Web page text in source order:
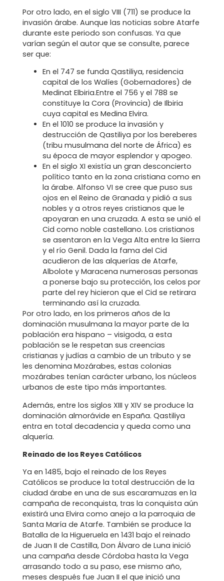
Por otro lado, en el siglo VIII (711) se produce la
invasión árabe. Aunque las noticias sobre Atarfe
durante este periodo son confusas. Ya que
varían según el autor que se consulte, parece
ser que:
En el 747 se funda Qastiliya, residencia
capital de los Walíes (Gobernadores) de
Medinat Elbiria.Entre el 756 y el 788 se
constituye la Cora (Provincia) de Ilbiria
cuya capital es Medina Elvira.
En el 1010 se produce la invasión y
destrucción de Qastiliya por los bereberes
(tribu musulmana del norte de África) es
su época de mayor esplendor y apogeo.
En el siglo XI existía un gran desconcierto
político tanto en la zona cristiana como en
la árabe. Alfonso VI se cree que puso sus
ojos en el Reino de Granada y pidió a sus
nobles y a otros reyes cristianos que le
apoyaran en una cruzada. A esta se unió el
Cid como noble castellano. Los cristianos
se asentaron en la Vega Alta entre la Sierra
y el río Genil. Dada la fama del Cid
acudieron de las alquerías de Atarfe,
Albolote y Maracena numerosas personas
a ponerse bajo su protección, los celos por
parte del rey hicieron que el Cid se retirara
terminando así la cruzada.
Por otro lado, en los primeros años de la
dominación musulmana la mayor parte de la
población era hispano – visigoda, a esta
población se le respetan sus creencias
cristianas y judías a cambio de un tributo y se
les denomina Mozárabes, estas colonias
mozárabes tenían carácter urbano, los núcleos
urbanos de este tipo más importantes.
Además, entre los siglos XIII y XIV se produce la
dominación almorávide en España. Qastiliya
entra en total decadencia y queda como una
alquería.
Reinado de los Reyes Católicos
Ya en 1485, bajo el reinado de los Reyes
Católicos se produce la total destrucción de la
ciudad árabe en una de sus escaramuzas en la
campaña de reconquista, tras la conquista aún
existirá una Elvira como anejo a la parroquia de
Santa María de Atarfe. También se produce la
Batalla de la Higueruela en 1431 bajo el reinado
de Juan II de Castilla, Don Álvaro de Luna inició
una campaña desde Córdoba hasta la Vega
arrasando todo a su paso, ese mismo año,
meses después fue Juan II el que inició una